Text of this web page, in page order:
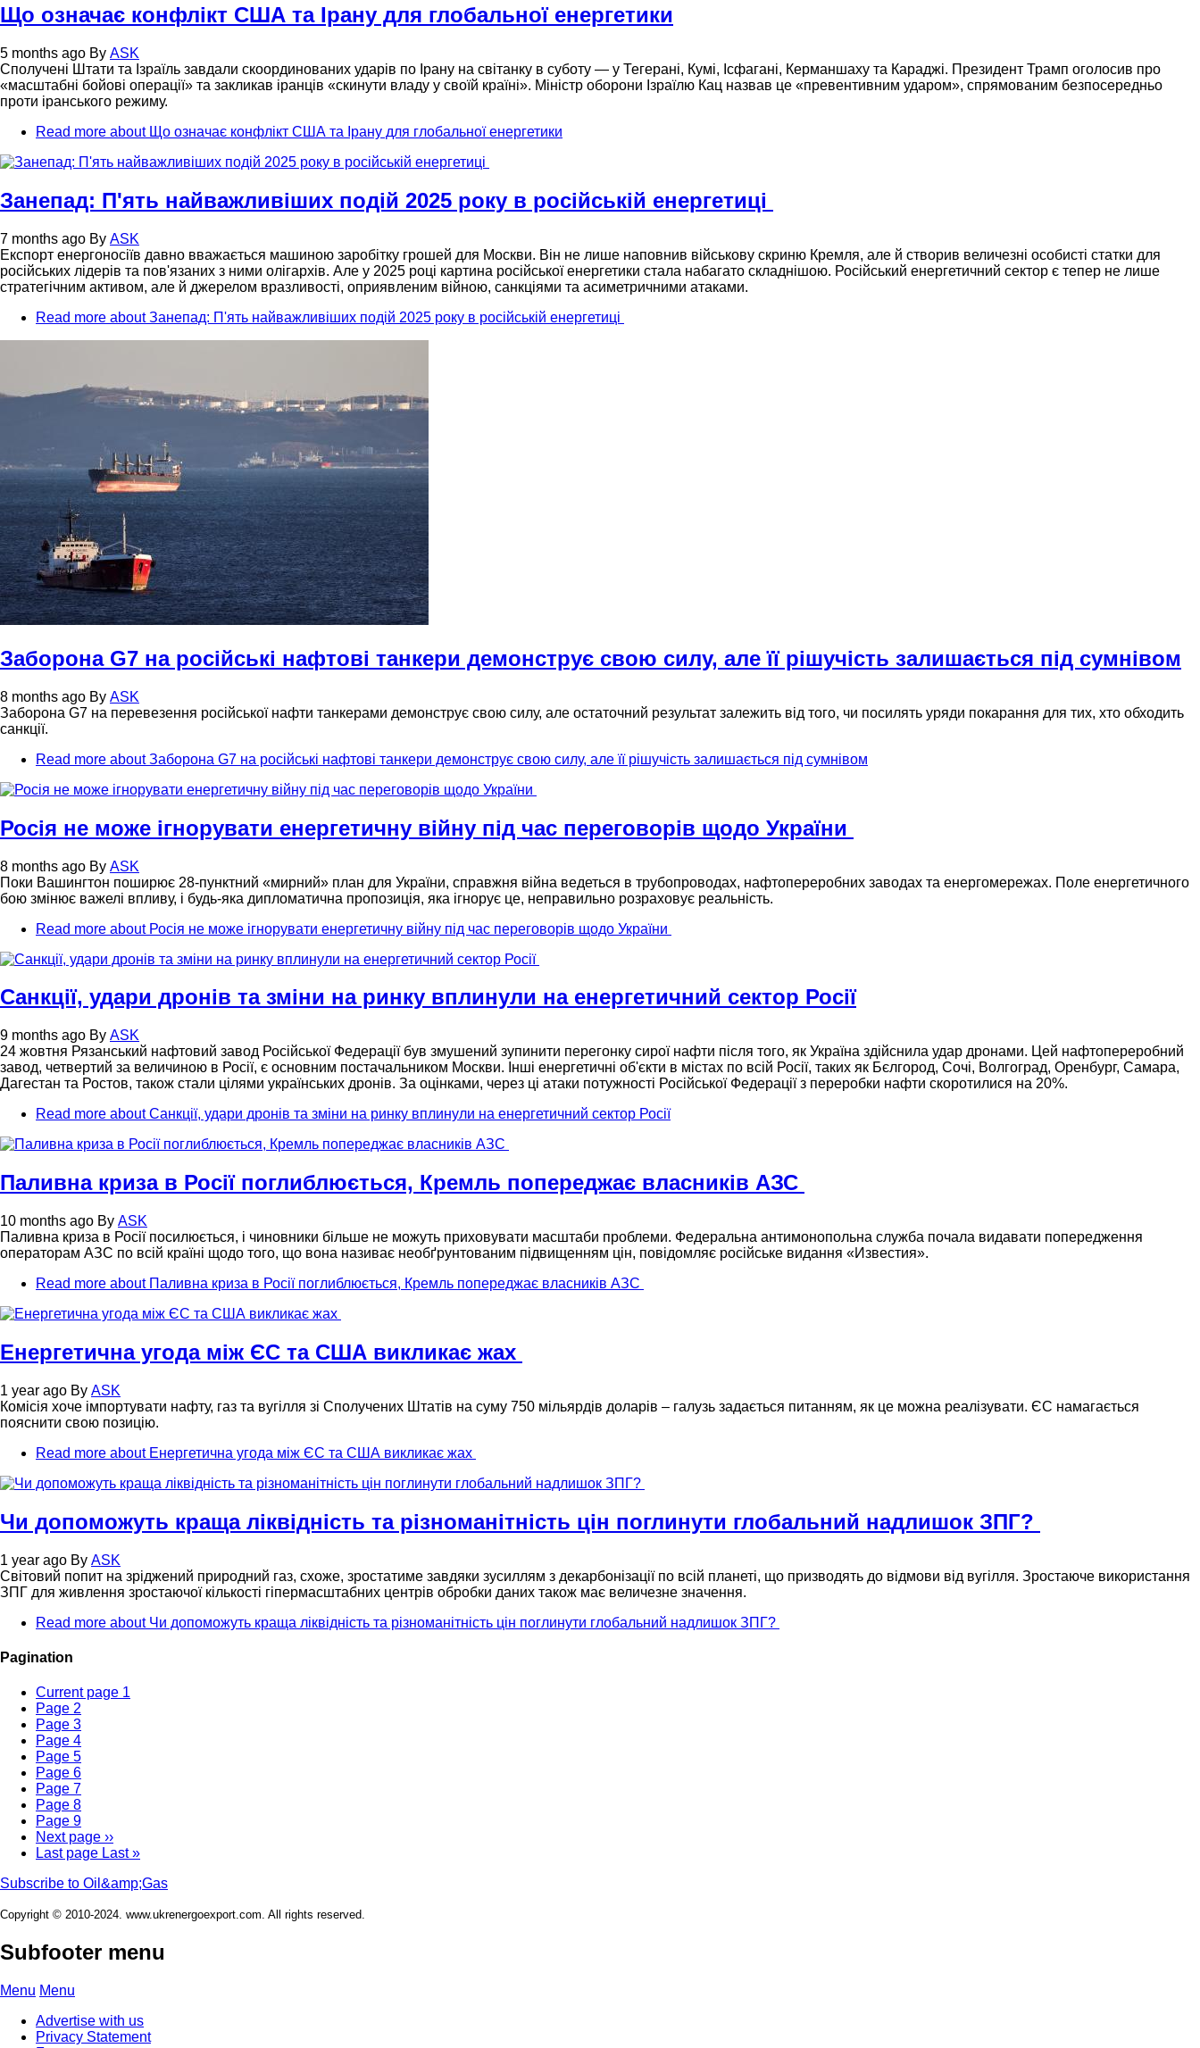
Що означає конфлікт США та Ірану для глобальної енергетики
5 months ago By ASK
Сполучені Штати та Ізраїль завдали скоординованих ударів по Ірану на світанку в суботу — у Тегерані, Кумі, Ісфагані, Керманшаху та Караджі. Президент Трамп оголосив про
«масштабні бойові операції» та закликав іранців «скинути владу у своїй країні». Міністр оборони Ізраїлю Кац назвав це «превентивним ударом», спрямованим безпосередньо
проти іранського режиму.
Read more about Що означає конфлікт США та Ірану для глобальної енергетики
Занепад: П'ять найважливіших подій 2025 року в російській енергетиці
7 months ago By ASK
Експорт енергоносіїв давно вважається машиною заробітку грошей для Москви. Він не лише наповнив військову скриню Кремля, але й створив величезні особисті статки для
російських лідерів та пов'язаних з ними олігархів. Але у 2025 році картина російської енергетики стала набагато складнішою. Російський енергетичний сектор є тепер не лише
стратегічним активом, але й джерелом вразливості, оприявленим війною, санкціями та асиметричними атаками.
Read more about Занепад: П'ять найважливіших подій 2025 року в російській енергетиці
Заборона G7 на російські нафтові танкери демонструє свою силу, але її рішучість залишається під сумнівом
8 months ago By ASK
Заборона G7 на перевезення російської нафти танкерами демонструє свою силу, але остаточний результат залежить від того, чи посилять уряди покарання для тих, хто обходить
санкції.
Read more about Заборона G7 на російські нафтові танкери демонструє свою силу, але її рішучість залишається під сумнівом
Росія не може ігнорувати енергетичну війну під час переговорів щодо України
8 months ago By ASK
Поки Вашингтон поширює 28-пунктний «мирний» план для України, справжня війна ведеться в трубопроводах, нафтопереробних заводах та енергомережах. Поле енергетичного
бою змінює важелі впливу, і будь-яка дипломатична пропозиція, яка ігнорує це, неправильно розраховує реальність.
Read more about Росія не може ігнорувати енергетичну війну під час переговорів щодо України
Санкції, удари дронів та зміни на ринку вплинули на енергетичний сектор Росії
9 months ago By ASK
24 жовтня Рязанський нафтовий завод Російської Федерації був змушений зупинити перегонку сирої нафти після того, як Україна здійснила удар дронами. Цей нафтопереробний
завод, четвертий за величиною в Росії, є основним постачальником Москви. Інші енергетичні об'єкти в містах по всій Росії, таких як Бєлгород, Сочі, Волгоград, Оренбург, Самара,
Дагестан та Ростов, також стали цілями українських дронів. За оцінками, через ці атаки потужності Російської Федерації з переробки нафти скоротилися на 20%.
Read more about Санкції, удари дронів та зміни на ринку вплинули на енергетичний сектор Росії
Паливна криза в Росії поглиблюється, Кремль попереджає власників АЗС
10 months ago By ASK
Паливна криза в Росії посилюється, і чиновники більше не можуть приховувати масштаби проблеми. Федеральна антимонопольна служба почала видавати попередження
операторам АЗС по всій країні щодо того, що вона називає необґрунтованим підвищенням цін, повідомляє російське видання «Известия».
Read more about Паливна криза в Росії поглиблюється, Кремль попереджає власників АЗС
Енергетична угода між ЄС та США викликає жах
1 year ago By ASK
Комісія хоче імпортувати нафту, газ та вугілля зі Сполучених Штатів на суму 750 мільярдів доларів – галузь задається питанням, як це можна реалізувати. ЄС намагається
пояснити свою позицію.
Read more about Енергетична угода між ЄС та США викликає жах
Чи допоможуть краща ліквідність та різноманітність цін поглинути глобальний надлишок ЗПГ?
1 year ago By ASK
Світовий попит на зріджений природний газ, схоже, зростатиме завдяки зусиллям з декарбонізації по всій планеті, що призводять до відмови від вугілля. Зростаюче використання
ЗПГ для живлення зростаючої кількості гіпермасштабних центрів обробки даних також має величезне значення.
Read more about Чи допоможуть краща ліквідність та різноманітність цін поглинути глобальний надлишок ЗПГ?
Pagination
Current page 1
Page 2
Page 3
Page 4
Page 5
Page 6
Page 7
Page 8
Page 9
Next page ››
Last page Last »
Subscribe to Oil&amp;Gas
Copyright © 2010-2024. www.ukrenergoexport.com. All rights reserved.
Subfooter menu
Menu Menu
Advertise with us
Privacy Statement